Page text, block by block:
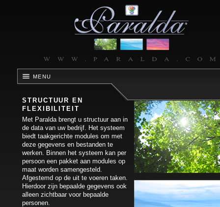
MENU
STRUCTUUR EN
FLEXIBILITEIT
Met Paralda brengt u structuur aan in
de data van uw bedrijf. Het systeem
biedt taakgerichte modules om met
deze gegevens en bestanden te
werken. Binnen het systeem kan per
persoon een pakket aan modules op
maat worden samengesteld.
Afgestemd op de uit te voeren taken.
Hierdoor zijn bepaalde gegevens ook
alleen zichtbaar voor bepaalde
personen.